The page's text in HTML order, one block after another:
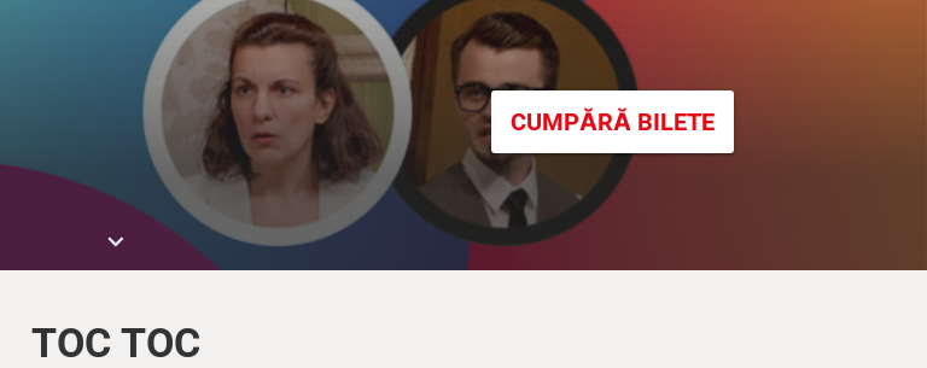
CUMPĂRĂ BILETE
keyboard_arrow_down
TOC TOC